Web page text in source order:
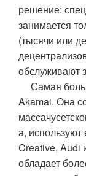
решение:
занимается
(тысячи или
обслуживают
Самая
Akamai. Она
а, используют
Creative, Audi
обладает